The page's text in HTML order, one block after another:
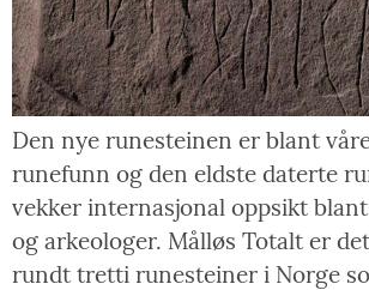
Den nye runesteinen er blant
runefunn og den eldste daterte
vekker internasjonal oppsikt
og arkeologer. Målløs Totalt er
rundt tretti runesteiner i Norge